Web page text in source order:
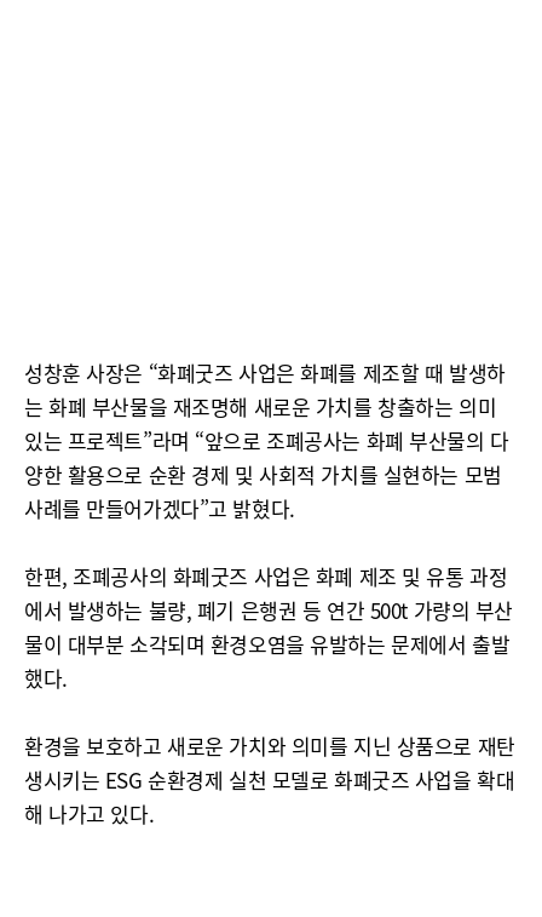
성창훈 사장은 “화폐굿즈 사업은 화폐를 제조할 때 발생하
는 화폐 부산물을 재조명해 새로운 가치를 창출하는 의미
있는 프로젝트”라며 “앞으로 조폐공사는 화폐 부산물의 다
양한 활용으로 순환 경제 및 사회적 가치를 실현하는 모범
사례를 만들어가겠다”고 밝혔다.
한편, 조폐공사의 화폐굿즈 사업은 화폐 제조 및 유통 과정
에서 발생하는 불량, 폐기 은행권 등 연간 500t 가량의 부산
물이 대부분 소각되며 환경오염을 유발하는 문제에서 출발
했다.
환경을 보호하고 새로운 가치와 의미를 지닌 상품으로 재탄
생시키는 ESG 순환경제 실천 모델로 화폐굿즈 사업을 확대
해 나가고 있다.